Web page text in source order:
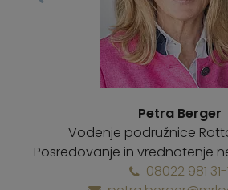
Petra Berger
Vodenje podružnice
Posredovanje in vrednotenje
08022 981 31-